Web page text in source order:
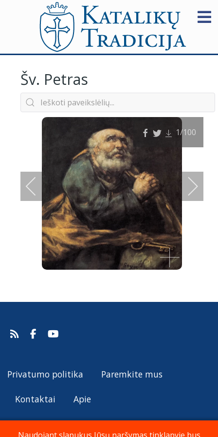
Šv. Petras
1/100
Šaltinis:Web Gallery of Art
Privatumo politika Paremkite mus
Kontaktai Apie